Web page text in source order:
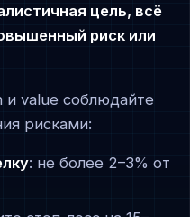
цель, всё
риск или
value соблюдайте
рисками:
: не более 2–3% от